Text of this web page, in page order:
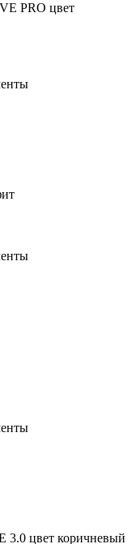
PRO цвет
цвет коричневый